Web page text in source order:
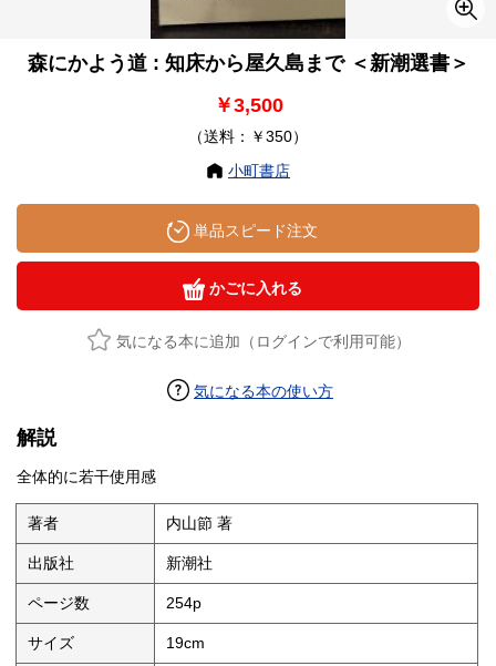
森にかよう道 : 知床から屋久島まで ＜新潮選書＞
￥3,500
（送料：￥350）
小町書店
単品スピード注文
かごに入れる
気になる本に追加（ログインで利用可能）
気になる本の使い方
解説
全体的に若干使用感
著者 内山節 著
出版社 新潮社
ページ数 254p
サイズ 19cm